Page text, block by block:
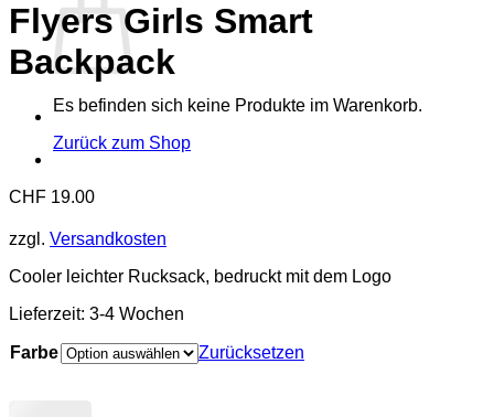
Es befinden sich keine Produkte im Warenkorb.
Zurück zum Shop
Flyers Girls Smart
Backpack
CHF 19.00
zzgl. Versandkosten
Cooler leichter Rucksack, bedruckt mit dem Logo
Lieferzeit: 3-4 Wochen
Farbe Zurücksetzen